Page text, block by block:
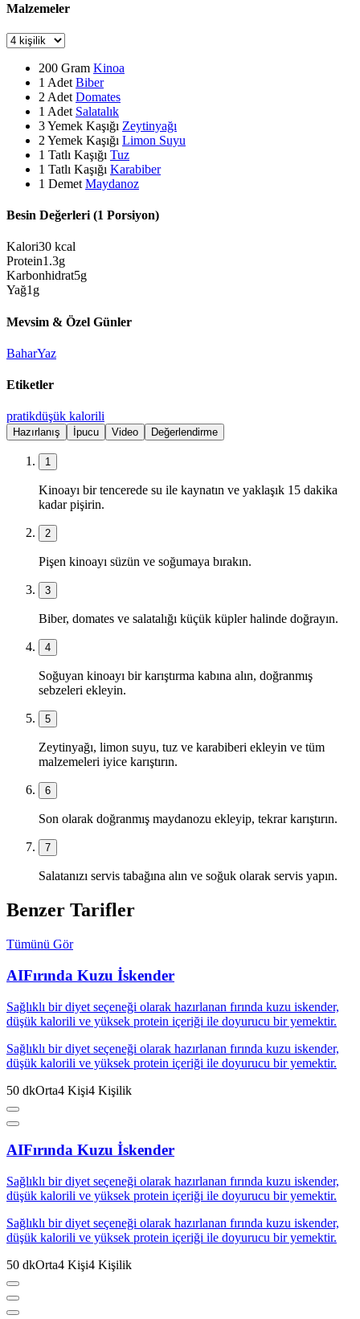
Malzemeler
200 Gram Kinoa
1 Adet Biber
2 Adet Domates
1 Adet Salatalık
3Yemek Kaşığı Zeytinyağı
2 Yemek Kaşığı Limon Suyu
1 Tatlı Kaşığı Tuz
1 Tatlı Kaşığı Karabiber
1 Demet Maydanoz
Besin Değerleri (1 Porsiyon)
Kalori30 kcal
Protein1.3g
Karbonhidrat5g
Yağ1 g
Mevsim & Özel Günler
BaharYaz
Etiketler
pratikdüşük kalorili
Hazırlanış İpucu Video Değerlendirme
1
Kinoayı bir tencerede su ile kaynatın ve yaklaşık 15 dakika
kadar pişirin.
2
Pişen kinoayı süzün ve soğumaya bırakın.
3
Biber, domates ve salatalığı küçük küpler halinde doğrayın.
4
Soğuyan kinoayı bir karıştırma kabına alın, doğranmış
sebzeleri ekleyin.
5
Zeytinyağı, limon suyu, tuz ve karabiberi ekleyin ve tüm
malzemeleri iyice karıştırın.
6
Son olarak doğranmış maydanozu ekleyip, tekrar karıştırın.
7
Salatanızı servis tabağına alın ve soğuk olarak servis yapın.
Benzer Tarifler
Tümünü Gör
AIFırında Kuzu İskender
Sağlıklı bir diyet seçeneği olarak hazırlanan fırında kuzu iskender,
düşük kalorili ve yüksek protein içeriği ile doyurucu bir yemektir.
Sağlıklı bir diyet seçeneği olarak hazırlanan fırında kuzu iskender,
düşük kalorili ve yüksek protein içeriği ile doyurucu bir yemektir.
50 dkOrta4 Kişi4 Kişilik
AIFırında Kuzu İskender
Sağlıklı bir diyet seçeneği olarak hazırlanan fırında kuzu iskender,
düşük kalorili ve yüksek protein içeriği ile doyurucu bir yemektir.
Sağlıklı bir diyet seçeneği olarak hazırlanan fırında kuzu iskender,
düşük kalorili ve yüksek protein içeriği ile doyurucu bir yemektir.
50 dkOrta4 Kişi4 Kişilik